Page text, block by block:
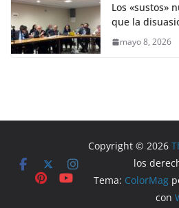
Los «sustos»
que la
mayo 8, 2026
Copyright © 2026
los
Tema: ColorMag
con